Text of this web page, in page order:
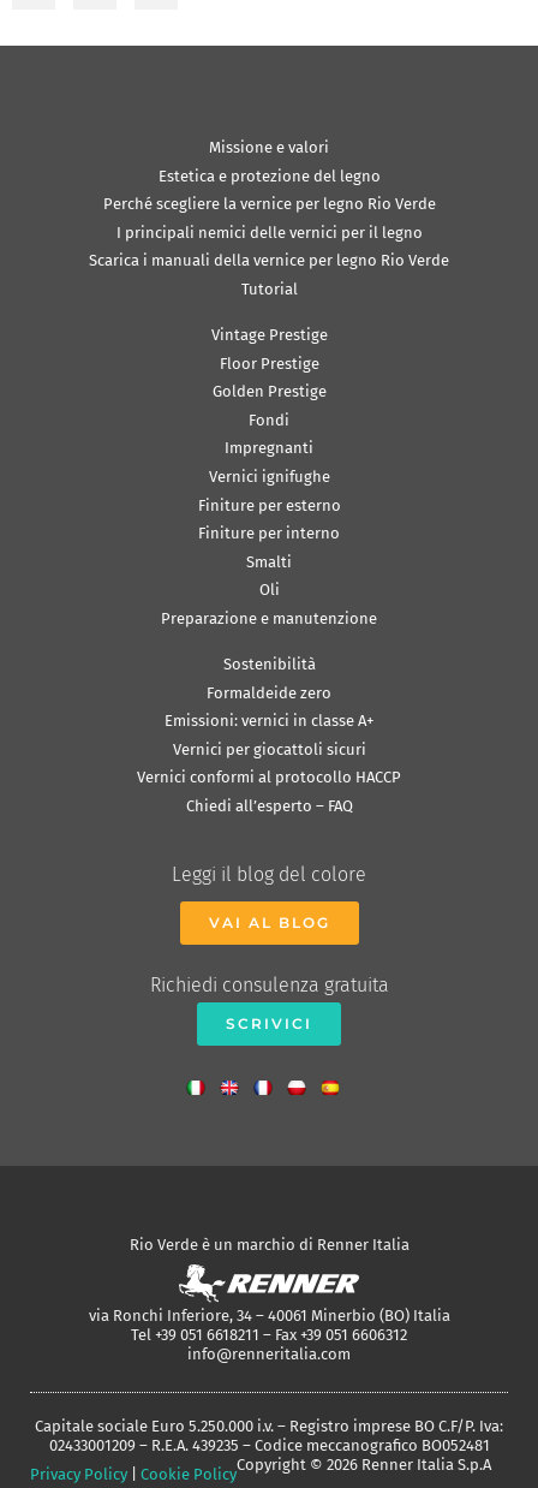
Missione e valori
Estetica e protezione del legno
Perché scegliere la vernice per legno Rio Verde
I principali nemici delle vernici per il legno
Scarica i manuali della vernice per legno Rio Verde
Tutorial
Vintage Prestige
Floor Prestige
Golden Prestige
Fondi
Impregnanti
Vernici ignifughe
Finiture per esterno
Finiture per interno
Smalti
Oli
Preparazione e manutenzione
Sostenibilità
Formaldeide zero
Emissioni: vernici in classe A+
Vernici per giocattoli sicuri
Vernici conformi al protocollo HACCP
Chiedi all’esperto – FAQ
Leggi il blog del colore
VAI AL BLOG
Richiedi consulenza gratuita
SCRIVICI
Rio Verde è un marchio di Renner Italia
via Ronchi Inferiore, 34 – 40061 Minerbio (BO) Italia
Tel +39 051 6618211 – Fax +39 051 6606312
info@renneritalia.com
Capitale sociale Euro 5.250.000 i.v. – Registro imprese BO C.F/P. Iva:
02433001209 – R.E.A. 439235 – Codice meccanografico BO052481
Privacy Policy
Cookie Policy
Copyright © 2026 Renner Italia S.p.A